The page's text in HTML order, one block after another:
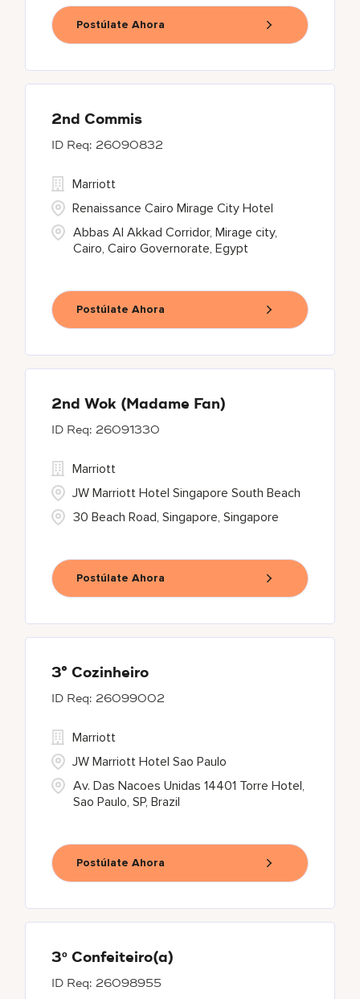
Postúlate Ahora
2nd Commis
26090832
Abbas Al Akkad Corridor, Mirage city,
Cairo, Cairo Governorate, Egypt
Marriott
Renaissance Cairo Mirage City Hotel
Postúlate Ahora
2nd Wok (Madame Fan)
26091330
30 Beach Road, Singapore, Singapore
Marriott
JW Marriott Hotel Singapore South Beach
Postúlate Ahora
3° Cozinheiro
26099002
Av. Das Nacoes Unidas 14401 Torre Hotel,
Sao Paulo, SP, Brazil
Marriott
JW Marriott Hotel Sao Paulo
Postúlate Ahora
3º Confeiteiro(a)
26098955